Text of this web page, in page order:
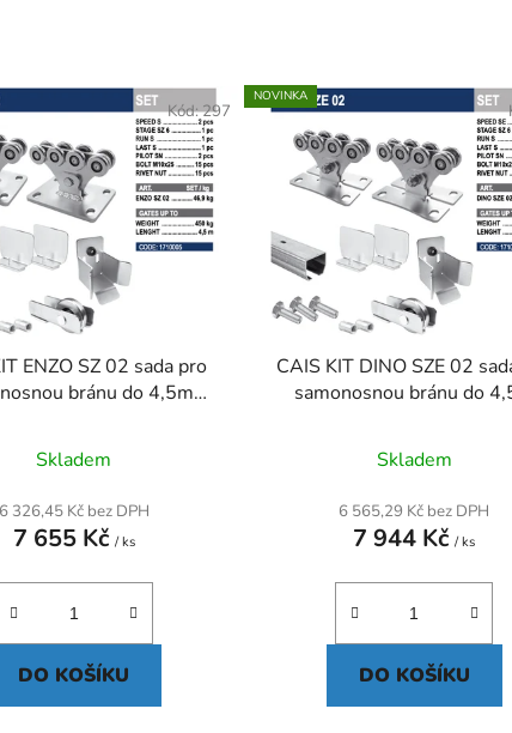
ENZO SZ 02 sada pro
bránu do 4,5m
Skladem
6 326,45 Kč bez DPH
7 655 Kč / ks
DO KOŠÍKU
Kód:297
NOVINKA
CAIS KIT DINO SZE 02
samonosnou bránu do
Skladem
6 565,29 Kč bez DPH
7 944 Kč/ ks
DO KOŠÍKU